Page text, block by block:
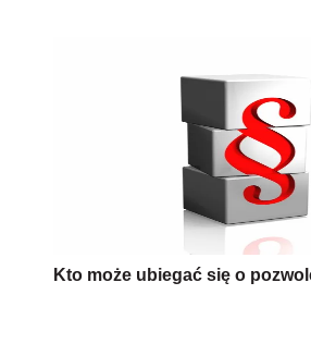
Kto może ubiegać się o